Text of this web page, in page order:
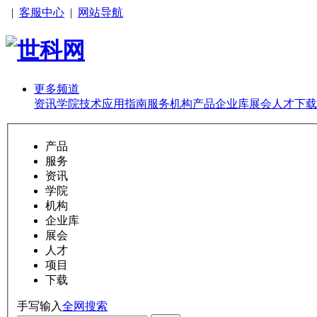
| 客服中心 | 网站导航
更多频道
资讯学院技术应用指南服务机构产品企业库展会 人才下载
产品
服务
资讯
学院
机构
企业库
展会
人才
项目
下载
手写输入全网搜索